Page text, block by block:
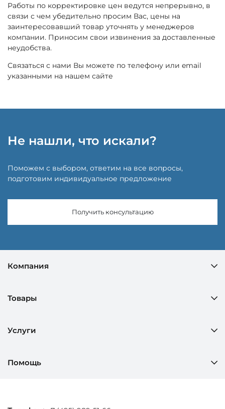
Работы по корректировке цен ведутся непрерывно, в
связи с чем убедительно просим Вас, цены на
заинтересовавший товар уточнять у менеджеров
компании. Приносим свои извинения за доставленные
неудобства.
Связаться с нами Вы можете по телефону или email
указанными на нашем сайте
Не нашли, что искали?
Поможем с выбором, ответим на все вопросы,
подготовим индивидуальное предложение
Получить консультацию
Компания
Товары
Услуги
Помощь